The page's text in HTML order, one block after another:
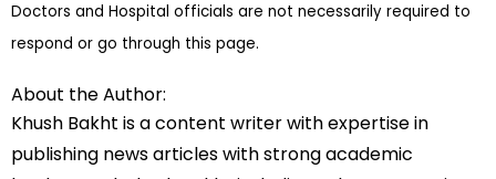
Doctors and Hospital officials are not necessarily required to
respond or go through this page.
About the Author:
Khush Bakht is a content writer with expertise in
publishing news articles with strong academic